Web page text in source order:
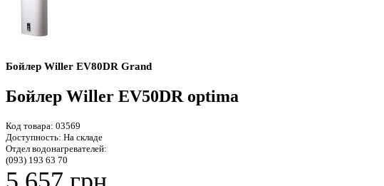
Бойлер Willer EV80DR Grand
Бойлер Willer EV50DR optima
Код товара: 03569
Доступность: На складе
Отдел водонагревателей:
(093) 193 63 70